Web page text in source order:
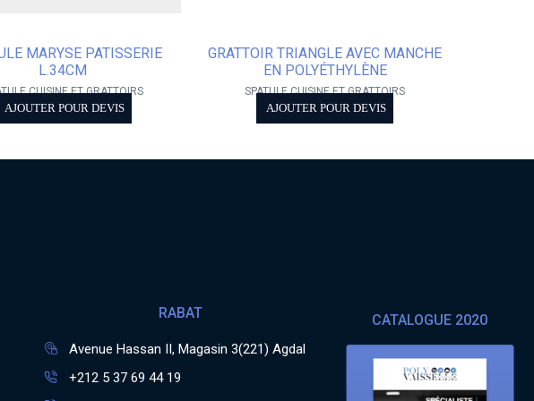
MARYSE PATISSERIE
L.34CM
CUISINE ET GRATTOIRS
AJOUTER POUR DEVIS
GRATTOIR TRIANGLE AVEC MANCHE
EN POLYÉTHYLÈNE
SPATULE CUISINE ET GRATTOIRS
AJOUTER POUR DEVIS
RABAT
Avenue Hassan II, Magasin 3(221) Agdal
+212 5 37 69 44 19
CATALOGUE 2020